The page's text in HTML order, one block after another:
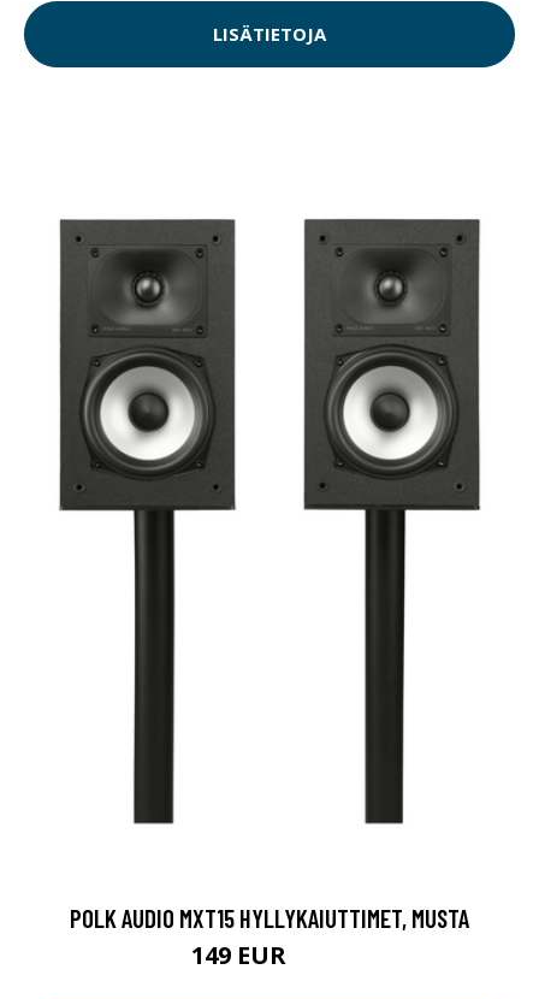
LISÄTIETOJA
POLK AUDIO MXT15 HYLLYKAIUTTIMET, MUSTA
149 EUR